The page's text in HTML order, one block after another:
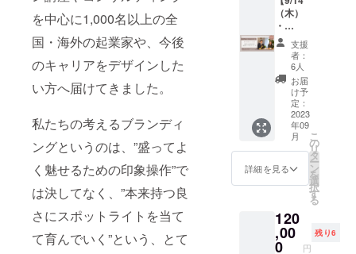
を中心に1,000名以上の全
国・海外の起業家や、今後
のキャリアをデザインした
い方へ届けてきました。
私たちの考えるブランディ
ングというのは、”盛ってよ
く魅せるための印象操作”で
は決してなく、”本来持つ良
さにスポットライトを当て
て育んでいく”という、とて
ク”を
PDF
データ
でご提
供（後
日メー
ルでご
案内）
品の理
解から
はじま
り、価
値創造
のプロ
セスを
経て、
ブラン
ド化ま
でをプ
ロジェ
クトの
一環と
して行
す。プ
ロジェ
クトの
たしま
す。 ※
お届け
は8月下
旬より
順次お
届けい
たしま
す。
※”ヒュ
ッゲの
森 近隣
マッ
プ”は
データ
で送付
させて
いただ
は、無
しとご
記載く
ださ
い。 ※
掲載
後、お
礼の
メール
を送ら
せてい
※プレー
ト掲載
間
発ー
9:53小
渕沢
着）
愛車で
北杜市
ドライ
ブトー
11:30〜
チで対
話
13:00〜
のおす
すめ店
をご案
築士で
インテ
リア
コー
ディ
ネー
ターの
大塚彬
子さん
と共
に、参
加者さ
んのデ
ザイン
クしな
がら行
いま
可能が
可能に
なり、
現実が
変わり
始めま
す。そ
して、
もっと
自由に
明確
に、自
分の望
できま
す。 日
常から
は現代
人の多
くは栄
養失
調！！
大人気
3ヶ月ダ
イエッ
ト講座
（35万
円）で
しかお
伝えし
ていな
食べて
太らな
い方
EE 渡辺
潤平さ
ん 有名
コピー
ライ
ターで
あり書
店「の
ほほん
BOOKS
&COFF
EE」を
北杜市
で経営
さんに
よるあ
なたに
（木）
・
15（金
）】8名
限定！
宿泊型
合宿
（小淵
沢駅送
迎付
き） 海
江田和
記さん×
村本彩
ル企画
ー集客
のお悩
支援
者：
6人
お届
け予
定：
2023
年09
月
詳細を見る
こ
の
リ
タ
ー
ン
を
選
択
す
る
120
,00
0 円
残り6